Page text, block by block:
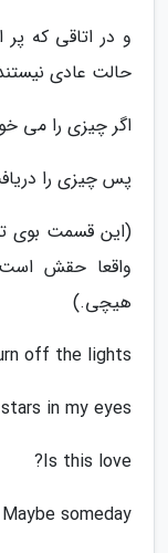
و در اتاقی که
حالت عادی
اگر چیزی را می
پس چیزی را
(این قسمت بوی
واقعا حقش است
هیچی.)
off the lights
in my eyes
Is this love?
Maybe someday